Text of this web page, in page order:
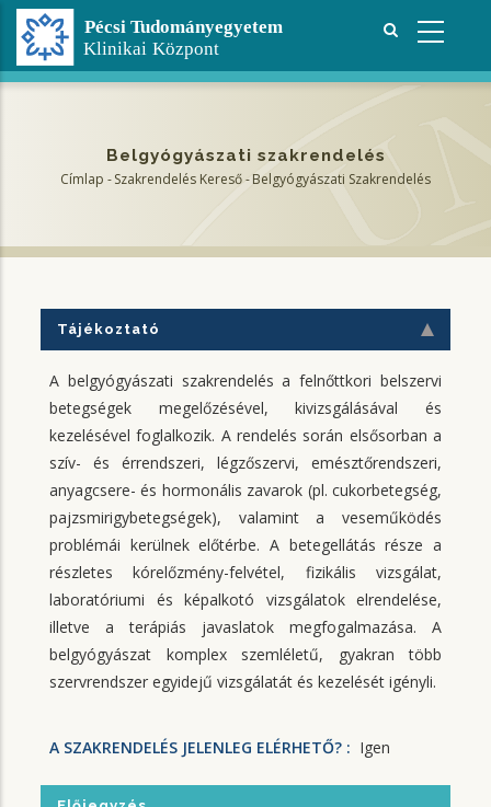
Ugrás
tartalomra
Belgyógyászati szakrendelés
Címlap -Szakrendelés Kereső-Belgyógyászati Szakrendelés
Tájékoztató
A belgyógyászati szakrendelés a felnőttkori belszervi
betegségek megelőzésével, kivizsgálásával és
kezelésével foglalkozik. A rendelés során elsősorban a
szív- és érrendszeri, légzőszervi, emésztőrendszeri,
anyagcsere- és hormonális zavarok (pl. cukorbetegség,
pajzsmirigybetegségek), valamint a veseműködés
problémái kerülnek előtérbe. A betegellátás része a
részletes kórelőzmény-felvétel, fizikális vizsgálat,
laboratóriumi és képalkotó vizsgálatok elrendelése,
illetve a terápiás javaslatok megfogalmazása. A
belgyógyászat komplex szemléletű, gyakran több
szervrendszer egyidejű vizsgálatát és kezelését igényli.
A SZAKRENDELÉS JELENLEG ELÉRHETŐ? : Igen